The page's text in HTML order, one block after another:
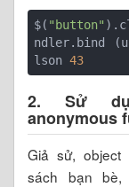
$( "button"
ndler.bind
lson 43
2. Sử
anonymous
Giả sử,
sách bạn